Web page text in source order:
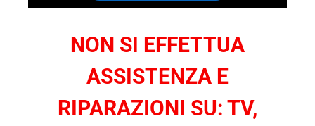
NON SI EFFETTUA
ASSISTENZA E
RIPARAZIONI SU: TV,